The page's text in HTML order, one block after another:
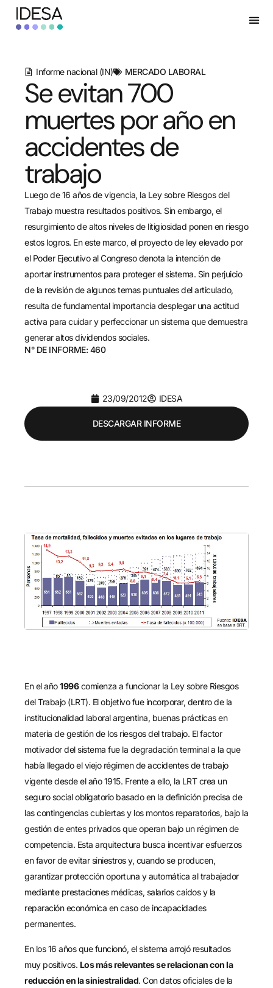
Informe nacional (IN) MERCADO LABORAL
Se evitan 700
muertes por año en
accidentes de
trabajo
Luego de 16 años de vigencia, la Ley sobre Riesgos del
Trabajo muestra resultados positivos. Sin embargo, el
resurgimiento de altos niveles de litigiosidad ponen en riesgo
estos logros. En este marco, el proyecto de ley elevado por
el Poder Ejecutivo al Congreso denota la intención de
aportar instrumentos para proteger el sistema. Sin perjuicio
de la revisión de algunos temas puntuales del articulado,
resulta de fundamental importancia desplegar una actitud
activa para cuidar y perfeccionar un sistema que demuestra
generar altos dividendos sociales.
N° DE INFORME: 460
23/09/2012 IDESA
DESCARGAR INFORME
En el año1996comienza a funcionar la Ley sobre Riesgos
del Trabajo (LRT). El objetivo fue incorporar, dentro de la
institucionalidad laboral argentina, buenas prácticas en
materia de gestión de los riesgos del trabajo. El factor
motivador del sistema fue la degradación terminal a la que
había llegado el viejo régimen de accidentes de trabajo
vigente desde el año 1915. Frente a ello, la LRT crea un
seguro social obligatorio basado en la definición precisa de
las contingencias cubiertas y los montos reparatorios, bajo la
gestión de entes privados que operan bajo un régimen de
competencia. Esta arquitectura busca incentivar esfuerzos
en favor de evitar siniestros y, cuando se producen,
garantizar protección oportuna y automática al trabajador
mediante prestaciones médicas, salarios caídos y la
reparación económica en caso de incapacidades
permanentes.
En los 16 años que funcionó, el sistema arrojó resultados
muy positivos. Los más relevantes se relacionan con la
reducción en la siniestralidad. Con datos oficiales de la